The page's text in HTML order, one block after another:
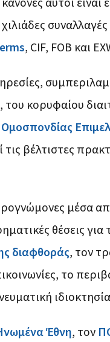
, CIF, FOB και
, του κορυφαίου
βέλτιστες
μέσα
θέσεις για
διαφθοράς, τον
το
Έθνη, τον